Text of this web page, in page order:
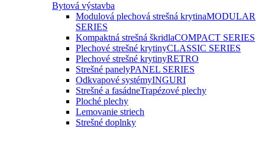
Bytová výstavba
Modulová plechová strešná krytinaMODULAR
SERIES
Kompaktná strešná škridlaCOMPACT SERIES
Plechové strešné krytinyCLASSIC SERIES
Plechové strešné krytinyRETRO
Strešné panelyPANEL SERIES
Odkvapové systémyINGURI
Strešné a fasádneTrapézové plechy
Ploché plechy
Lemovanie striech
Strešné doplnky